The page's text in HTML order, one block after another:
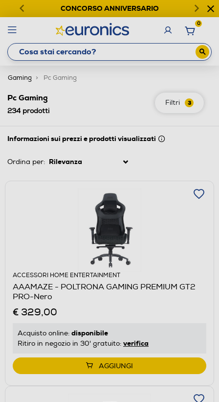
CONCORSO ANNIVERSARIO
0
Gaming Pc Gaming
Filtri 3
Pc Gaming
234prodotti
Informazioni sui prezzi e prodotti visualizzati
Ordina per:
ACCESSORI HOME ENTERTAINMENT
AAAMAZE - POLTRONA GAMING PREMIUM GT2
PRO-Nero
€ 329,00
Acquisto online: disponibile
Ritiro in negozio in 30' gratuito: verifica
AGGIUNGI